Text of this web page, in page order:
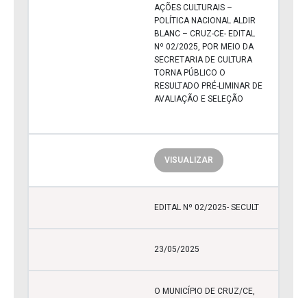
AÇÕES CULTURAIS –
POLÍTICA NACIONAL ALDIR
BLANC – CRUZ-CE- EDITAL
Nº 02/2025, POR MEIO DA
SECRETARIA DE CULTURA
TORNA PÚBLICO O
RESULTADO PRÉ-LIMINAR DE
AVALIAÇÃO E SELEÇÃO
VISUALIZAR
EDITAL Nº 02/2025- SECULT
23/05/2025
O MUNICÍPIO DE CRUZ/CE,